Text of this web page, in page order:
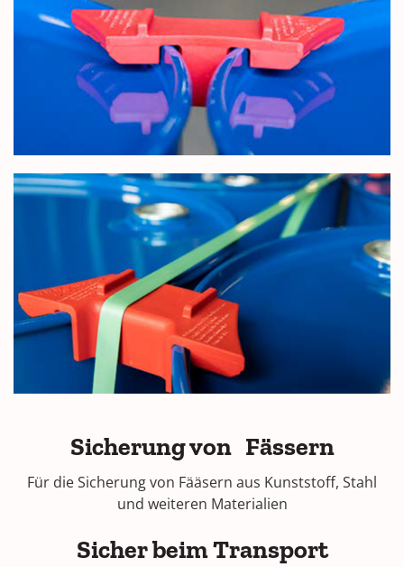
Sicherung von Fässern
Für die Sicherung von Fääsern aus Kunststoff, Stahl
und weiteren Materialien
Sicher beim Transport